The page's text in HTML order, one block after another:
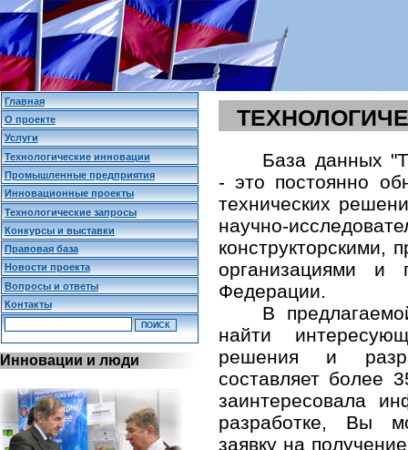
База данных
- это постоянно
технических
научно-
организациями и
Федерации.
В
найти
решения и
составляет более
заинтересовала
разработке, Вы
заявку на
Главная
О проекте
Услуги
Технологические инновации
Промышленные предприятия
Инновационные проекты
Технологические запросы
Конкурсы и выставки
Правовая база
Новости проекта
Вопросы и ответы
Контакты
Инновации и люди